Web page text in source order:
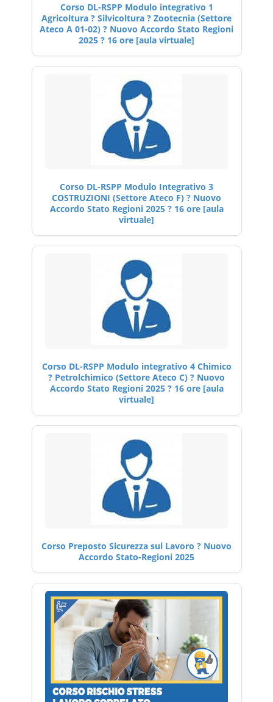
Corso DL-RSPP Modulo integrativo 1
Agricoltura ? Silvicoltura ? Zootecnia (Settore
Ateco A 01-02) ? Nuovo Accordo Stato Regioni
2025 ? 16 ore [aula virtuale]
Corso DL-RSPP Modulo Integrativo 3
COSTRUZIONI (Settore Ateco F) ? Nuovo
Accordo Stato Regioni 2025 ? 16 ore [aula
virtuale]
Corso DL-RSPP Modulo integrativo 4 Chimico
? Petrolchimico (Settore Ateco C) ? Nuovo
Accordo Stato Regioni 2025 ? 16 ore [aula
virtuale]
Corso Preposto Sicurezza sul Lavoro ? Nuovo
Accordo Stato-Regioni 2025